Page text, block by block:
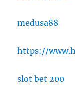
medusa88
https://
slot bet 200